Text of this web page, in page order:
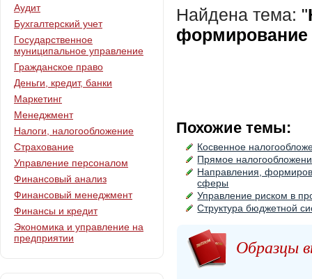
Найдена тема: "
Похожие темы:
Косвенное
Прямое
Направления,
сферы
Управление риском в
Структура бюджетной
Образцы
Аудит
Бухгалтерский учет
Государственное
муниципальное управление
Гражданское право
Деньги, кредит, банки
Маркетинг
Менеджмент
Налоги, налогообложение
Страхование
Управление персоналом
Финансовый анализ
Финансовый менеджмент
Финансы и кредит
Экономика и управление на
предприятии